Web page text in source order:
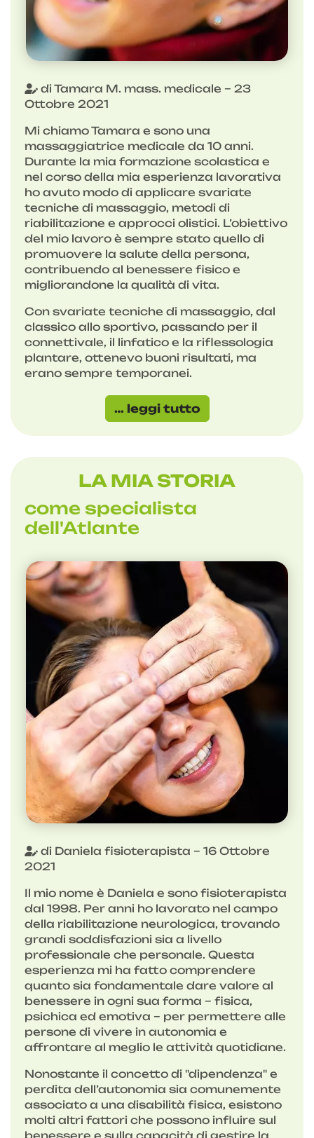
di Tamara M. mass. medicale – 23
Ottobre 2021
Mi chiamo Tamara e sono una
massaggiatrice medicale da 10 anni.
Durante la mia formazione scolastica e
nel corso della mia esperienza lavorativa
ho avuto modo di applicare svariate
tecniche di massaggio, metodi di
riabilitazione e approcci olistici. L’obiettivo
del mio lavoro è sempre stato quello di
promuovere la salute della persona,
contribuendo al benessere fisico e
migliorandone la qualità di vita.
Con svariate tecniche di massaggio, dal
classico allo sportivo, passando per il
connettivale, il linfatico e la riflessologia
plantare, ottenevo buoni risultati, ma
erano sempre temporanei.
… leggi tutto
LA MIA STORIA
come specialista
dell'Atlante
di Daniela fisioterapista – 16 Ottobre
2021
Il mio nome è Daniela e sono fisioterapista
dal 1998. Per anni ho lavorato nel campo
della riabilitazione neurologica, trovando
grandi soddisfazioni sia a livello
professionale che personale. Questa
esperienza mi ha fatto comprendere
quanto sia fondamentale dare valore al
benessere in ogni sua forma – fisica,
psichica ed emotiva – per permettere alle
persone di vivere in autonomia e
affrontare al meglio le attività quotidiane.
Nonostante il concetto di "dipendenza" e
perdita dell’autonomia sia comunemente
associato a una disabilità fisica, esistono
molti altri fattori che possono influire sul
benessere e sulla capacità di gestire la